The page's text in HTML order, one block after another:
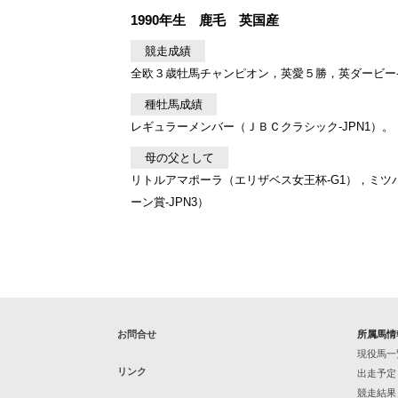
1990年生 鹿毛 英国産
競走成績
全欧３歳牡馬チャンピオン，英愛５勝，英ダービ
種牡馬成績
レギュラーメンバー（ＪＢＣクラシック-JPN1）。
母の父として
リトルアマポーラ（エリザベス女王杯-G1），ミ
ーン賞-JPN3）
お問合せ
リンク
所属馬情
現役馬一
出走予定
競走結果